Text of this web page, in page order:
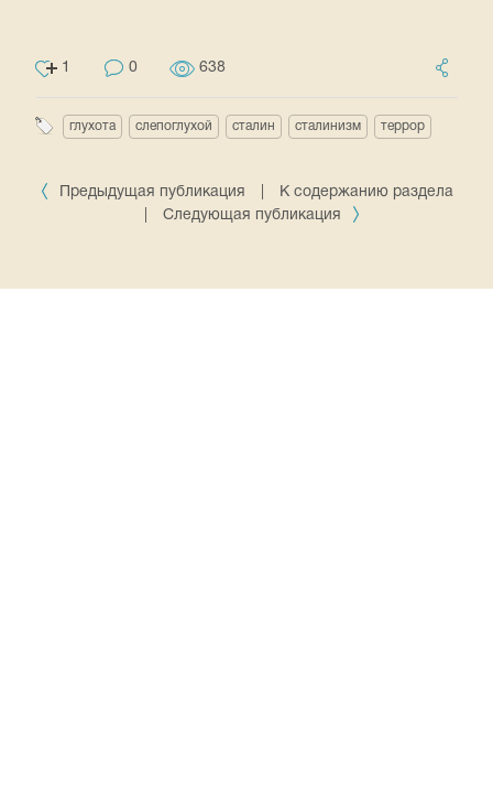
1 0 638
глухота слепоглухой сталин сталинизм террор
Предыдущая публикация
К содержанию раздела
Следующая публикация